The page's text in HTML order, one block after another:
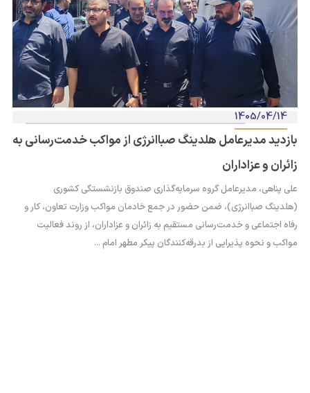
1405/04/14
بازدید مدیرعامل هلدینگ صباانرژی از مواکب خدمت‌رسانی به
زائران و عزاداران
علی پناهی، مدیرعامل گروه سرمایه‌گذاری صندوق بازنشستگی کشوری
(هلدینگ صباانرژی)، ضمن حضور در جمع خادمان مواکب وزارت تعاون، کار و
رفاه اجتماعی و خدمت‌رسانی مستقیم به زائران و عزاداران، از روند فعالیت
مواکب و نحوه پذیرایی از بدرقه‌کنندگان پیکر مطهر امام ...